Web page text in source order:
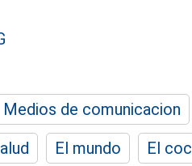
Medios de comunicacion
El mundo El